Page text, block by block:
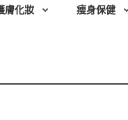
膚化妝 瘦身保健